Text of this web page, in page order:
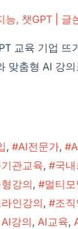
능, 챗GPT| 글
교육 기업 뜨
맞춤형 AI 강
, #AI전문가,
관교육, #국내
강의, #멀티모
인강의, #조
AI강의, AI교육,